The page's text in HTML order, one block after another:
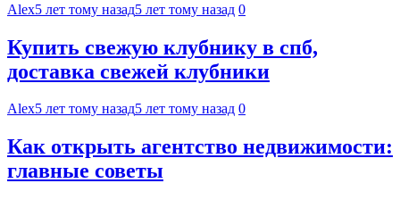
Alex5 лет тому назад5 лет тому назад 0
Купить свежую клубнику в спб,
доставка свежей клубники
Alex5 лет тому назад5 лет тому назад 0
Как открыть агентство недвижимости:
главные советы